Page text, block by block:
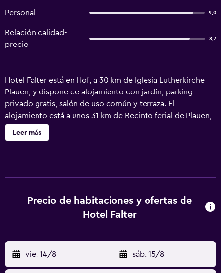
Personal 9,0
Relación calidad-
precio
8,7
Hotel Falter está en Hof, a 30 km de Iglesia Lutherkirche
Plauen, y dispone de alojamiento con jardín, parking
privado gratis, salón de uso común y terraza. El
alojamiento está a unos 31 km de Recinto ferial de Plauen,
a 34 km de Estadio Vogtland y a 47 km de King Albert
Theatre, Bad Elster. Musikhalle Markneukirchen está a 49
el alojamiento se sirve un desayuno buffet. Hotel Falter
cuenta con un restaurante que sirve cocina alemana. El
senderismo y ciclismo.
Leer más
Precio de habitaciones y ofertas de
Hotel Falter
vie. 14/8 - sáb. 15/8